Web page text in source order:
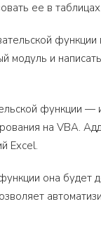
ее в таблицах.
модуль и
функции
на VBA.
Excel.
она